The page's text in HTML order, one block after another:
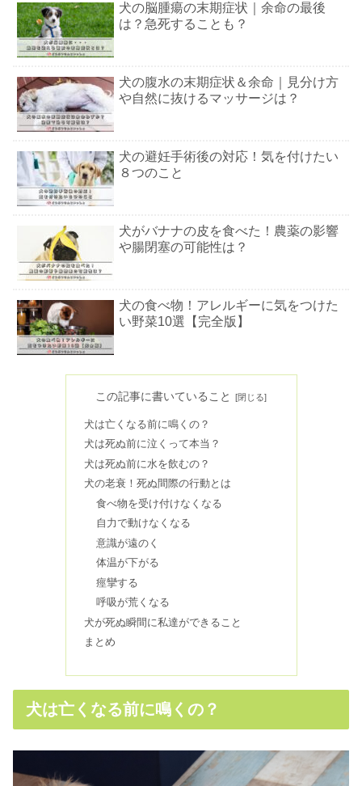
犬の脳腫瘍の末期症状｜余命の最後
は？急死することも？
犬の腹水の末期症状＆余命｜見分け方
や自然に抜けるマッサージは？
犬の避妊手術後の対応！気を付けたい
８つのこと
犬がバナナの皮を食べた！農薬の影響
や腸閉塞の可能性は？
犬の食べ物！アレルギーに気をつけた
い野菜10選【完全版】
犬の気管虚脱にツボは効く？マッサー
ジの楽な姿勢とは
や対処法を徹底解説
犬が脳震盪を起こした！後遺症が残っ
たり死の可能性は？
犬のゲップが臭い原因は病気！？すぐ
に出来る対処法は？
犬の脳梗塞｜復活・回復する？寿命や
症状の前兆とは
犬のクッシング症候群の末期症状＆余
命｜食べてはいけないものとは？
この記事に書いていること
犬は亡くなる前に鳴くの？
犬は死ぬ前に泣くって本当？
犬は死ぬ前に水を飲むの？
犬の老衰！死ぬ間際の行動とは
食べ物を受け付けなくなる
自力で動けなくなる
意識が遠のく
体温が下がる
痙攣する
呼吸が荒くなる
犬が死ぬ瞬間に私達ができること
まとめ
犬は亡くなる前に鳴くの？